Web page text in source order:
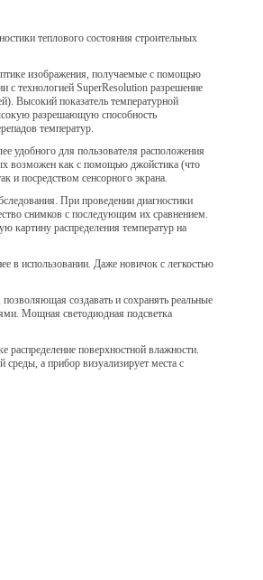
теплового состояния строительных
изображения, получаемые с помощью
с технологией SuperResolution разрешение
Высокий показатель температурной
разрешающую способность
температур.
удобного для пользователя расположения
возможен как с помощью джойстика (что
и посредством сенсорного экрана.
При проведении диагностики
снимков с последующим их сравнением.
картину распределения температур на
в использовании. Даже новичок с легкостью
создавать и сохранять реальные
Мощная светодиодная подсветка
распределение поверхностной влажности.
а прибор визуализирует места с